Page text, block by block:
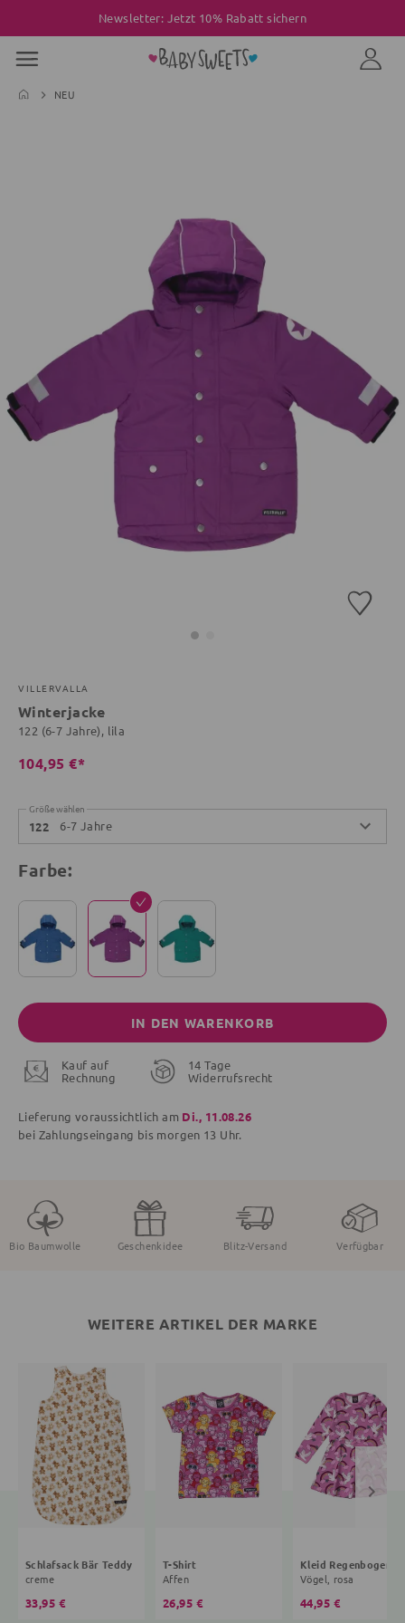
Newsletter: Jetzt 10% Rabatt sichern
NEU
VILLERVALLA
Winterjacke
122 (6-7 Jahre), lila
104,95 €*
Größe wählen
122 6-7 Jahre
Farbe:
IN DEN WARENKORB
Kauf auf
Rechnung
14 Tage
Widerrufsrecht
Lieferung voraussichtlich am Di., 11.08.26
bei Zahlungseingang bis morgen 13 Uhr.
Bio Baumwolle Geschenkidee Blitz-Versand Verfügbar
WEITERE ARTIKEL DER MARKE
Schlafsack Bär Teddy
creme
33,95 €
T-Shirt
Affen
26,95 €
Vögel, rosa
44,95 €